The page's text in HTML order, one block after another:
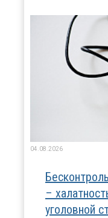
04.08.2026
–
уголовной